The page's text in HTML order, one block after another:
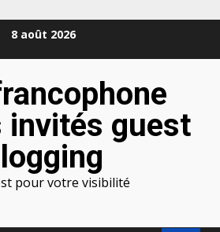
8 août 2026
invités guest
pour votre visibilité